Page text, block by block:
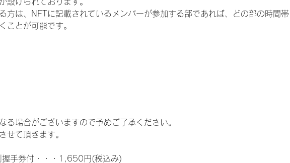
方は、NFTに記載されているメンバーが参加する部であれば、どの部の時間帯
ことが可能です。
場合がございますので予めご了承ください。
せて頂きます。
握手券付・・・1,650円(税込み)